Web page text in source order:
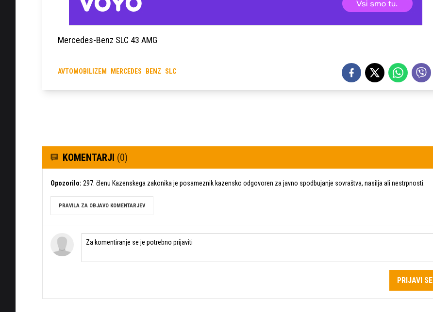
Mercedes-Benz SLC 43 AMG
AVTOMOBILIZEM MERCEDES BENZ SLC
KOMENTARJI (0)
Opozorilo: 297. členu Kazenskega zakonika je posameznik kazensko odgovoren za javno spodbujanje sovraštva, nasilja ali nestrpnosti.
PRAVILA ZA OBJAVO KOMENTARJEV
PRIJAVI SE